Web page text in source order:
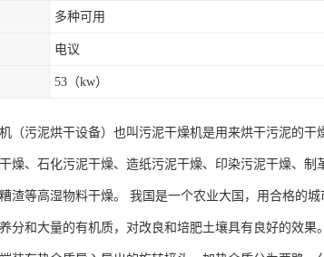
多种可用
电议
53（kw）
（污泥烘干设备）也叫污泥干燥机是用来烘干污泥的
干燥、石化污泥干燥、造纸污泥干燥、印染污泥干燥、
渣等高湿物料干燥。 我国是一个农业大国，用合格的
分和大量的有机质，对改良和培肥土壤具有良好的效